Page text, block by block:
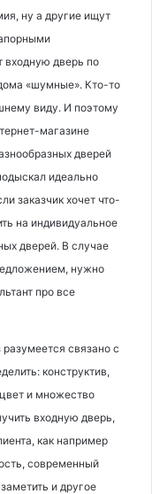
ну а другие ищут
входную дверь по
«шумные». Кто-то
виду. И поэтому
магазине
дверей
идеально
заказчик хочет что-
на индивидуальное
дверей. В случае
нужно
про все
связано с
конструктив,
и множество
входную дверь,
как например
современный
и другое